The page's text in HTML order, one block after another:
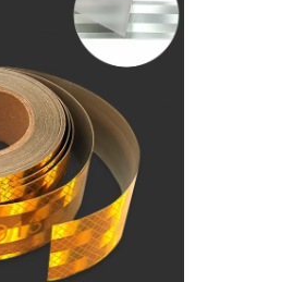
коробку, 24 рулона упаковать в 1 коробку
бесплатный образец во время сбора
7 дней, в зависимости от количества
заказа